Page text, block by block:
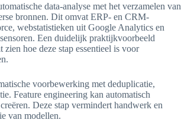
data-analyse met het verzamelen van
bronnen. Dit omvat ERP- en CRM-
webstatistieken uit Google Analytics en
Een duidelijk praktijkvoorbeeld
hoe deze stap essentieel is voor
voorbewerking met deduplicatie,
Feature engineering kan automatisch
Deze stap vermindert handwerk en
van modellen.